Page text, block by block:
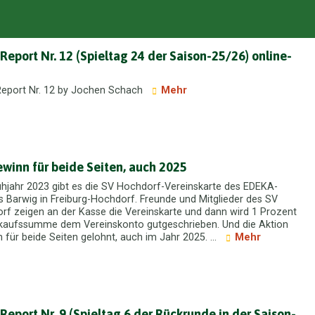
Nr. 12 (Spieltag 24 der Saison-25/26) online-
Nr. 12 by Jochen Schach Mehr
für beide Seiten, auch 2025
2023 gibt es die SV Hochdorf-Vereinskarte des EDEKA-
Barwig in Freiburg-Hochdorf. Freunde und Mitglieder des SV
zeigen an der Kasse die Vereinskarte und dann wird 1 Prozent
dem Vereinskonto gutgeschrieben. Und die Aktion
für beide Seiten gelohnt, auch im Jahr 2025. ...
Mehr